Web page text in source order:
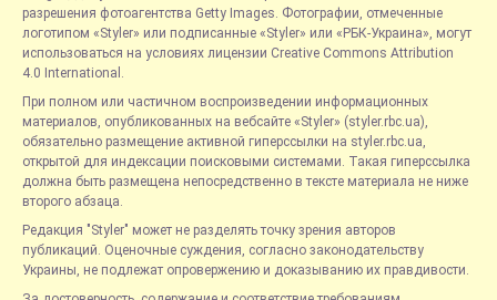
разрешения фотоагентства Getty Images. Фотографии, отмеченные
логотипом «Styler» или подписанные «Styler» или «РБК-Украина», могут
использоваться на условиях лицензии Creative Commons Attribution
4.0 International.
При полном или частичном воспроизведении информационных
материалов, опубликованных на вебсайте «Styler» (styler.rbc.ua),
обязательно размещение активной гиперссылки на styler.rbc.ua,
открытой для индексации поисковыми системами. Такая гиперссылка
должна быть размещена непосредственно в тексте материала не ниже
второго абзаца.
Редакция "Styler" может не разделять точку зрения авторов
публикаций. Оценочные суждения, согласно законодательству
Украины, не подлежат опровержению и доказыванию их правдивости.